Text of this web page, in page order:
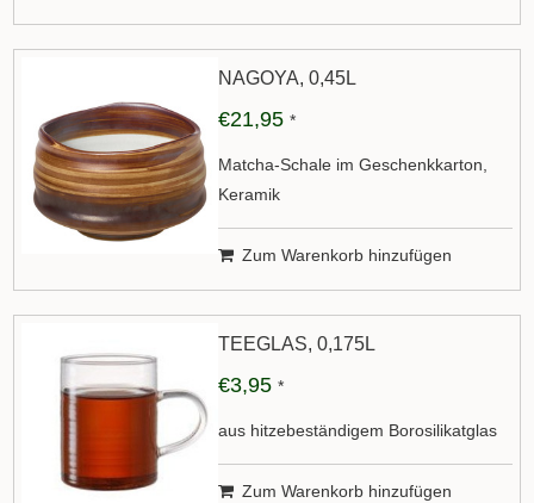
NAGOYA, 0,45L
€21,95 *
Matcha-Schale im Geschenkkarton,
Keramik
Zum Warenkorb hinzufügen
TEEGLAS, 0,175L
€3,95 *
aus hitzebeständigem Borosilikatglas
Zum Warenkorb hinzufügen